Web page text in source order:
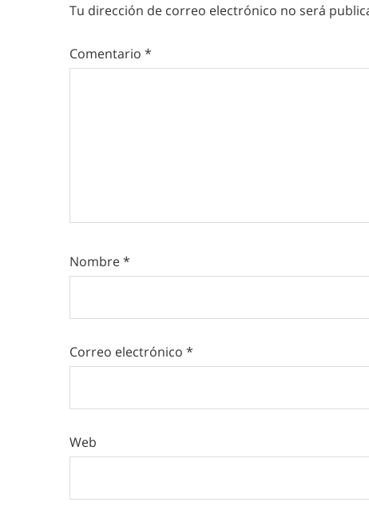
Tu dirección de correo electrónico no será
Comentario *
Nombre*
Correo electrónico *
Web